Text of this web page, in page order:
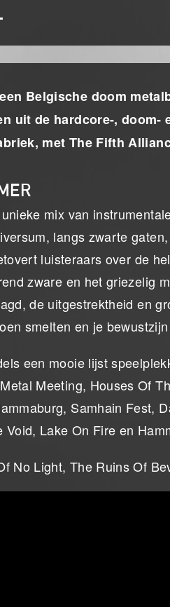
Belgische doom
uit de hardcore-, doom-
met The Fifth
mix van
langs zwarte
luisteraars over de
zware en het griezelig
de uitgestrektheid en
smelten en je
een mooie lijst
Meeting, Houses Of
Samhain Fest,
Void, Lake On Fire en
No Light, The Ruins Of